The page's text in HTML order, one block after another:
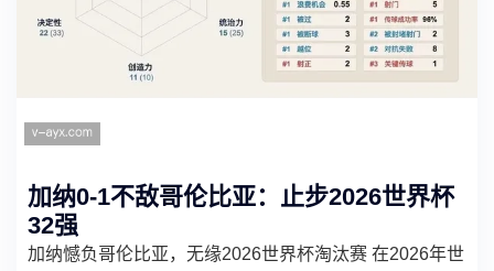
加纳0-1不敌哥伦比亚：止步2026世界杯
32强
加纳憾负哥伦比亚，无缘2026世界杯淘汰赛 在2026年世